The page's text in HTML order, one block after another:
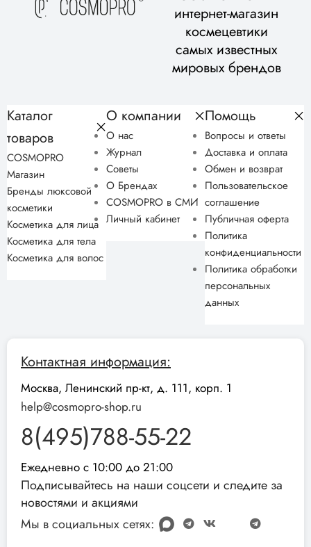
интернет-магазин
космецевтики
самых известных
мировых брендов
Каталог
товаров
COSMOPRO
Магазин
Бренды люксовой
косметики
Косметика для лица
Косметика для тела
Косметика для волос
О компании
О нас
Журнал
Советы
О Брендах
COSMOPRO в СМИ
Личный кабинет
Помощь
Вопросы и ответы
Доставка и оплата
Обмен и возврат
Пользовательское
соглашение
Публичная оферта
Политика
конфиденциальности
Политика обработки
персональных
данных
Контактная информация:
Москва, Ленинский пр-кт, д. 111, корп. 1
help@cosmopro-shop.ru
8(495)788-55-22
Ежедневно с 10:00 до 21:00
Подписывайтесь на наши соцсети и следите за
новостями и акциями
Мы в социальных сетях: